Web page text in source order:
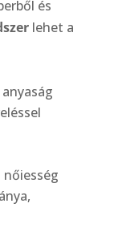
és
lehet a
nőiesség